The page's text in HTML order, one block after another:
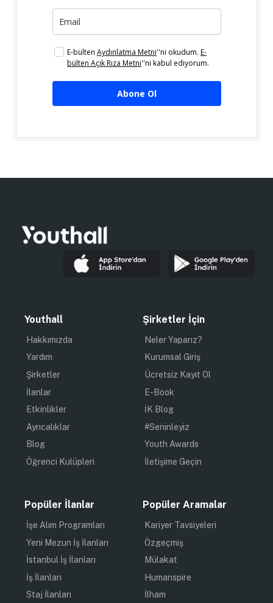
E-bülten Aydınlatma Metni''ni okudum. E-
bülten Açık Rıza Metni''ni kabul ediyorum.
Abone Ol
Youthall
Hakkımızda
Yardım
Şirketler
İlanlar
Etkinlikler
Ayrıcalıklar
Blog
Öğrenci Kulüpleri
Şirketler İçin
Neler Yaparız?
Kurumsal Giriş
Ücretsiz Kayıt Ol
E-Book
İK Blog
#Seninleyiz
Youth Awards
İletişime Geçin
Popüler İlanlar
İşe Alım Programları
Yeni Mezun İş İlanları
İstanbul İş İlanları
İş İlanları
Staj İlanları
Popüler Aramalar
Kariyer Tavsiyeleri
Özgeçmiş
Mülakat
Humanspire
İlham